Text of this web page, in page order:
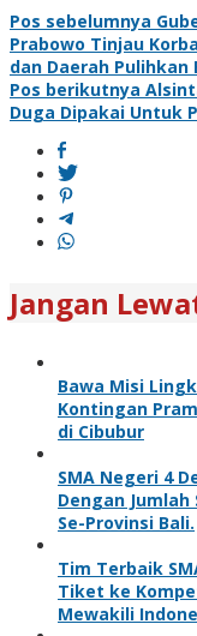
Pos sebelumnya
Prabowo Tinjau
dan Daerah Pulihkan
Pos berikutnya
Duga Dipakai Untuk
Jangan
Bawa Misi
Kontingan
di Cibubur
SMA Negeri 4
Dengan Jumlah
Se-Provinsi Bali.
Tim Terbaik
Tiket ke
Mewakili